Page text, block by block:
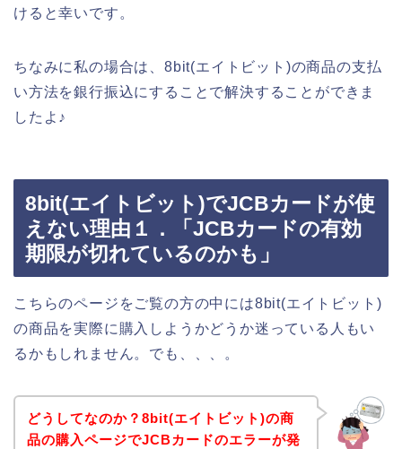
けると幸いです。
ちなみに私の場合は、8bit(エイトビット)の商品の支払
い方法を銀行振込にすることで解決することができま
したよ♪
8bit(エイトビット)でJCBカードが使
えない理由１．「JCBカードの有効
期限が切れているのかも」
こちらのページをご覧の方の中には8bit(エイトビット)
の商品を実際に購入しようかどうか迷っている人もい
るかもしれません。でも、、、。
どうしてなのか？8bit(エイトビット)の商
品の購入ページでJCBカードのエラーが発